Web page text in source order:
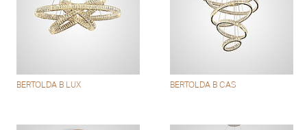
BERTOLDA B LUX BERTOLDA B CAS